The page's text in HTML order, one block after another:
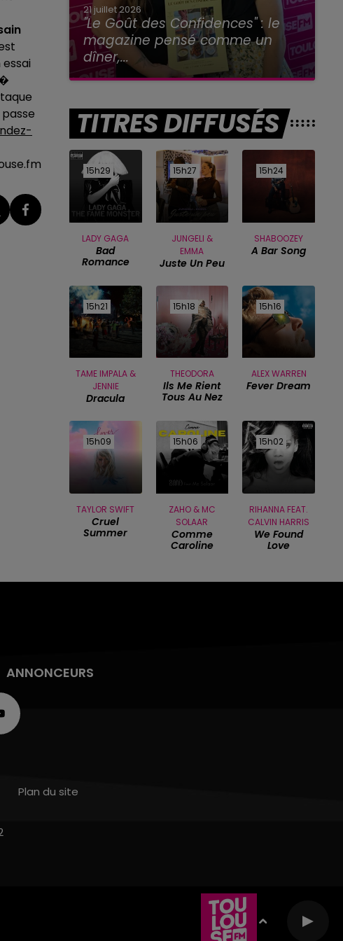
21 juillet 2026
"Le Goût des Confidences" : le
magazine pensé comme un
dîner,...
TITRES DIFFUSÉS
15h29
15h29
LADY GAGA
Bad
Romance
15h27
15h27
JUNGELI &
EMMA
Juste Un Peu
15h24
15h24
SHABOOZEY
A Bar Song
15h21
15h21
TAME IMPALA &
JENNIE
Dracula
15h18
15h18
THEODORA
Ils Me Rient
Tous Au Nez
15h16
15h16
ALEX WARREN
Fever Dream
15h09
15h09
TAYLOR SWIFT
Cruel
Summer
15h06
15h06
ZAHO & MC
SOLAAR
Comme
Caroline
15h02
15h02
RIHANNA FEAT.
CALVIN HARRIS
We Found
Love
ANNONCEURS
Plan du site